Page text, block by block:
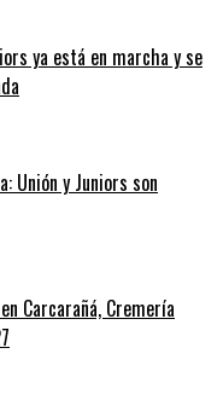
ya está en marcha y se
Unión y Juniors son
Carcarañá, Cremería